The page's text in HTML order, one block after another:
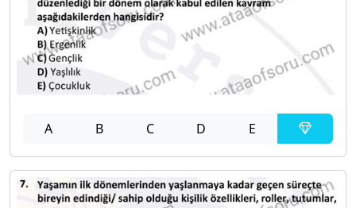
A B C D E